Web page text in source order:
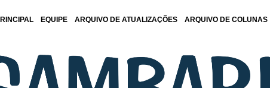
EQUIPE ARQUIVO DE ATUALIZAÇÕES ARQUIVO DE COLUNAS